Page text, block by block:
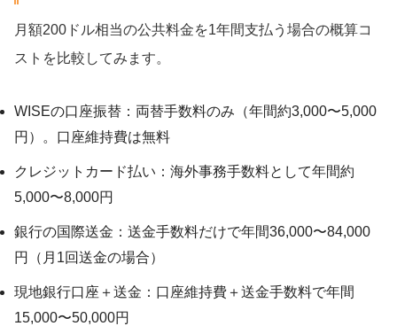
月額200ドル相当の公共料金を1年間支払う場合の概算コ
ストを比較してみます。
WISEの口座振替：両替手数料のみ（年間約3,000〜5,000
円）。口座維持費は無料
クレジットカード払い：海外事務手数料として年間約
5,000〜8,000円
銀行の国際送金：送金手数料だけで年間36,000〜84,000
円（月1回送金の場合）
現地銀行口座＋送金：口座維持費＋送金手数料で年間
15,000〜50,000円